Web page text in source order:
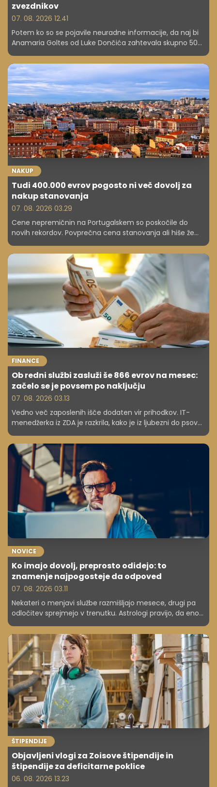
zvezdnikov
07. 08. 2026 12.41
Potem ko so se pojavile neuradne informacije, da naj bi
Anamaria Goltes od Luke Dončića zahtevala skupno 50
milijonov dolarjev oziroma približno 43,3 milijona evrov, se
je v javnosti odprlo vprašanje: gre za pretiran zahtevek ali
za znesek, ki je v svetu najbolje plačanih športnikov
primerljiv z drugimi odmevnimi razhodi?
NAKUP
Tudi 400.000 evrov pogosto ni več dovolj za
nakup stanovanja
07. 08. 2026 03.29
Cene nepremičnin na Portugalskem so poskočile do
novih rekordov. Povprečna cena stanovanja ali hiše že
presega 430.000 evrov, strokovnjaki pa opozarjajo na vse
večjo stanovanjsko krizo.
FINANCE
Ob redni službi zasluži še 866 evrov na mesec:
začelo se je povsem po naključju
07. 08. 2026 03.13
Vedno več zaposlenih išče dodaten vir prihodkov. IT-
menedžerka iz ZDA je razkrila, kako je iz ljubezni do psov
ustvarila stranski posel, ki ji prinese okoli 1.000 dolarjev na
mesec. To je kar 866 evrov dodatnih sredstev ...
NOVICE
Ko imajo dovolj, preprosto odidejo: to
znamenje najpogosteje da odpoved
07. 08. 2026 03.11
Nekateri o menjavi službe razmišljajo mesece, drugi pa
odločitev sprejmejo v trenutku. Astrologi pravijo, da eno
rezervnega načrta.
ŠTIPENDIJE
Objavljeni vlogi za Zoisove štipendije in
štipendije za deficitarne poklice
06. 08. 2026 13.23